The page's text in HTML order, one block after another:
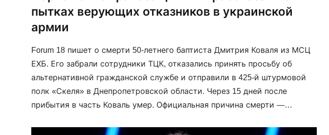
пытках верующих отказников в украинской
армии
Forum 18 пишет о смерти 50-летнего баптиста Дмитрия Коваля из МСЦ
ЕХБ. Его забрали сотрудники ТЦК, отказались принять просьбу об
альтернативной гражданской службе и отправили в 425-й штурмовой
полк «Скеля» в Днепропетровской области. Через 15 дней после
прибытия в часть Коваль умер. Официальная причина смерти —